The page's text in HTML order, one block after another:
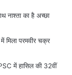
नाश्ता का है अच्छा
मिला परमवीर चक्र
में हासिल की 32वीं